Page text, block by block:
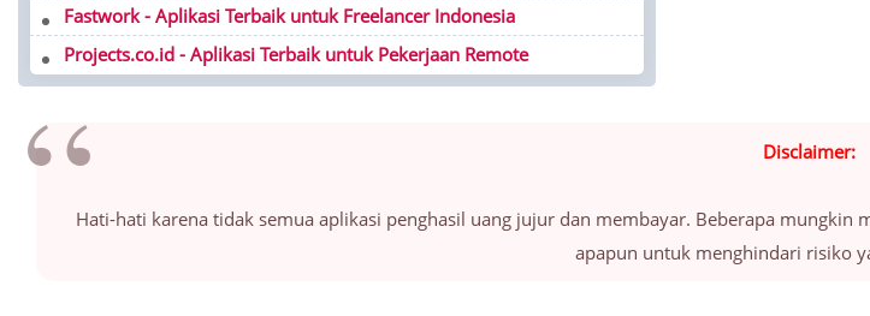
Fastwork - Aplikasi Terbaik untuk Freelancer Indonesia
Projects.co.id - Aplikasi Terbaik untuk Pekerjaan Remote
Disclaimer:
Hati-hati karena tidak semua aplikasi penghasil uang jujur dan membayar. Beberapa
apapun untuk menghindari risiko